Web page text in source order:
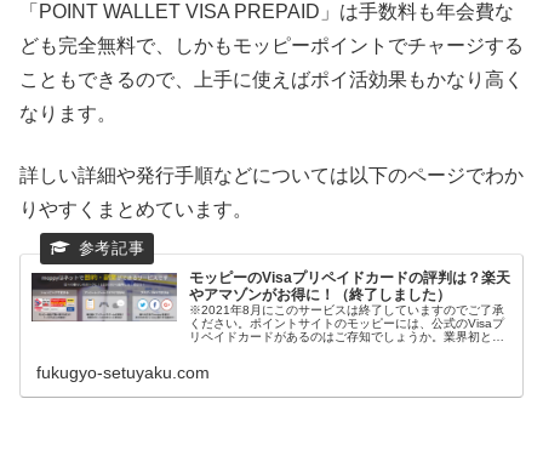
「POINT WALLET VISA PREPAID」は手数料も年会費な
ども完全無料で、しかもモッピーポイントでチャージする
こともできるので、上手に使えばポイ活効果もかなり高く
なります。
詳しい詳細や発行手順などについては以下のページでわか
りやすくまとめています。
モッピーのVisaプリペイドカードの評判は？楽天
やアマゾンがお得に！（終了しました）
※2021年8月にこのサービスは終了していますのでご了承
ください。ポイントサイトのモッピーには、公式のVisaプ
リペイドカードがあるのはご存知でしょうか。業界初とな
fukugyo-setuyaku.com